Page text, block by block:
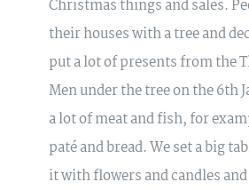
Christmas things and sales.
their houses with a tree and
put a lot of presents from the
Men under the tree on the 6th
a lot of meat and fish, for
paté and bread. We set a big
it with flowers and candles